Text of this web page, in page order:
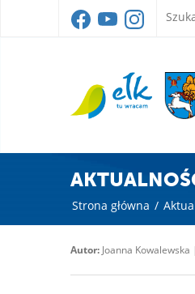
Strona główna /
Autor: Joanna Kowalewska |